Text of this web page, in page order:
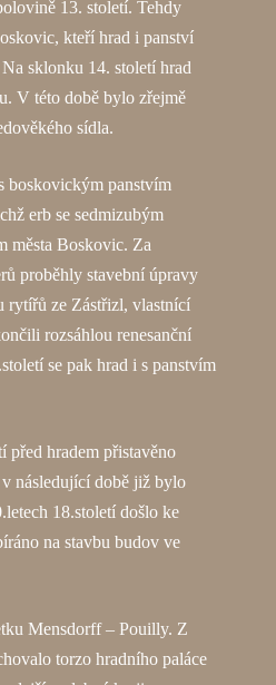
13. století. Tehdy
kteří hrad i panství
sklonku 14. století hrad
V této době bylo zřejmě
sídla.
boskovickým panstvím
erb se sedmizubým
města Boskovic. Za
proběhly stavební úpravy
rytířů ze Zástřizl, vlastnící
rozsáhlou renesanční
se pak hrad i s panstvím
před hradem přistavěno
následující době již bylo
18.století došlo ke
na stavbu budov ve
Mensdorff – Pouilly. Z
torzo hradního paláce